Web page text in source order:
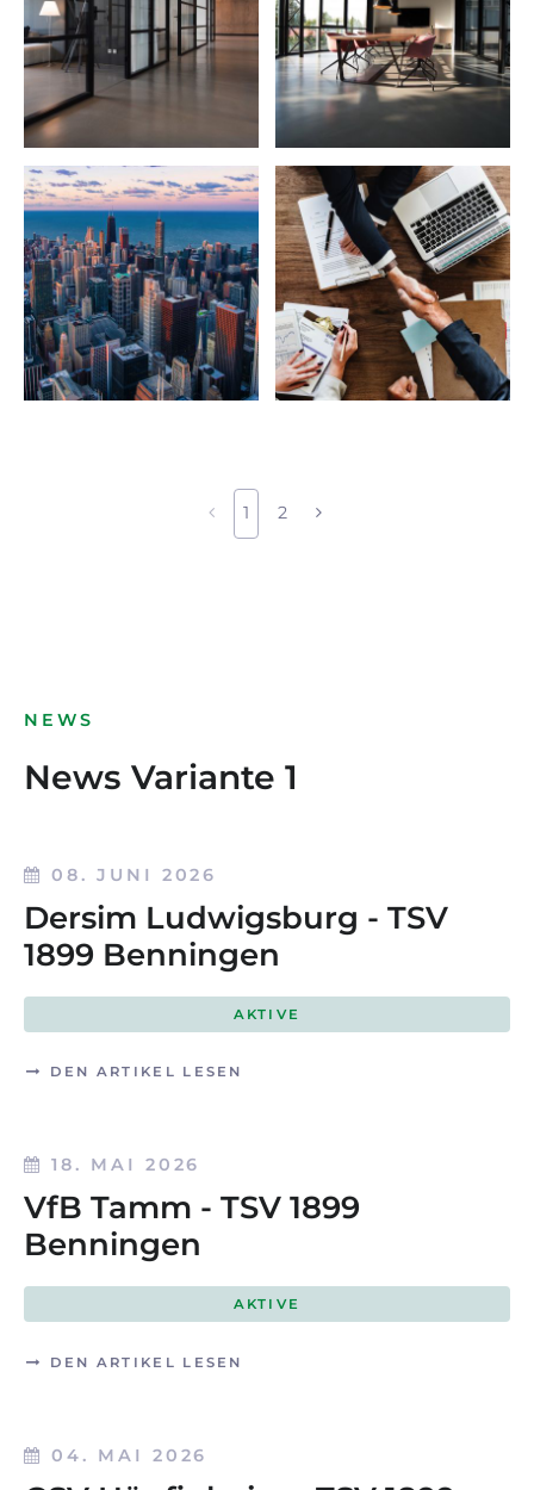
1 2
NEWS
News Variante 1
08. JUNI 2026
Dersim Ludwigsburg - TSV
1899 Benningen
AKTIVE
DEN ARTIKEL LESEN
18. MAI 2026
VfB Tamm - TSV 1899
Benningen
AKTIVE
DEN ARTIKEL LESEN
04. MAI 2026